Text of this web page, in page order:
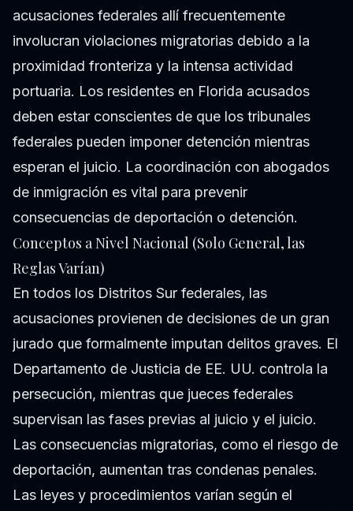
acusaciones federales allí frecuentemente
involucran violaciones migratorias debido a la
proximidad fronteriza y la intensa actividad
portuaria. Los residentes en Florida acusados
deben estar conscientes de que los tribunales
federales pueden imponer detención mientras
esperan el juicio. La coordinación con abogados
de inmigración es vital para prevenir
consecuencias de deportación o detención.
Conceptos a Nivel Nacional (Solo General, las
Reglas Varían)
En todos los Distritos Sur federales, las
acusaciones provienen de decisiones de un gran
jurado que formalmente imputan delitos graves. El
Departamento de Justicia de EE. UU. controla la
persecución, mientras que jueces federales
supervisan las fases previas al juicio y el juicio.
Las consecuencias migratorias, como el riesgo de
deportación, aumentan tras condenas penales.
Las leyes y procedimientos varían según el